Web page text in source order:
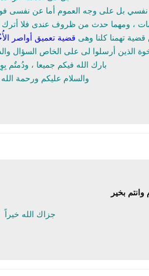
نفسي بل على وجه العموم أما عن نفسى
، ومهما حدث من ظروف عندى فلا أترك
قضية تهمنا كلنا وهى قضية تعميق أواصر
الذين أرسلوا لى على الخاص السؤال
بارك الله فيكم جميعا ، ودُمتٌم
والسلام عليكم ورحمة الله
جزاك الله خيراً